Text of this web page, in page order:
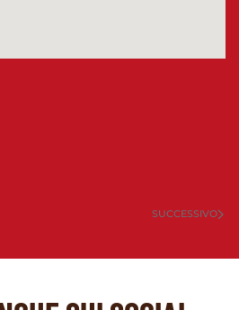
SUCCESSIVO